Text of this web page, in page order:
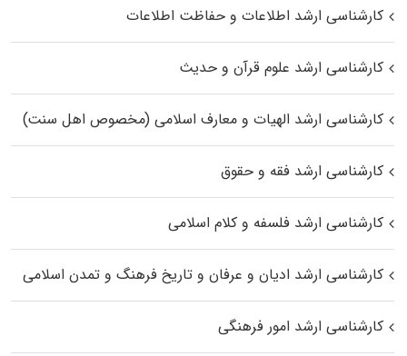
کارشناسی ارشد اطلاعات و حفاظت اطلاعات
کارشناسی ارشد علوم قرآن و حدیث
کارشناسی ارشد الهیات و معارف اسلامی (مخصوص اهل سنت)
کارشناسی ارشد فقه و حقوق
کارشناسی ارشد فلسفه و کلام اسلامی
کارشناسی ارشد ادیان و عرفان و تاریخ فرهنگ و تمدن اسلامی
کارشناسی ارشد امور فرهنگی